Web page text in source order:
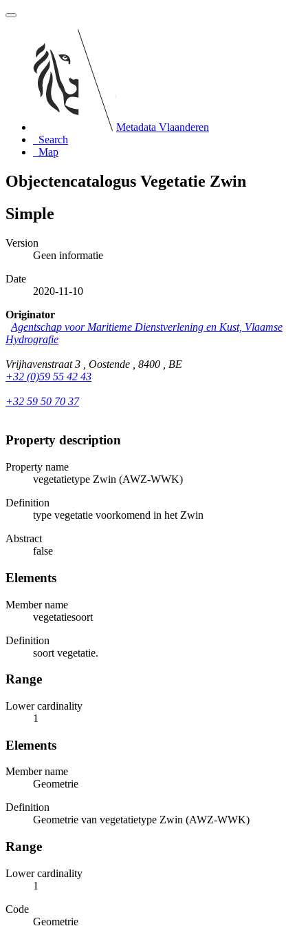
Metadata Vlaanderen
Search
Map
Objectencatalogus Vegetatie Zwin
Simple
Version
Geen informatie
Date
2020-11-10
Originator
Agentschap voor Maritieme Dienstverlening en Kust, Vlaamse
Hydrografie
Vrijhavenstraat 3 , Oostende , 8400 , BE
+32 (0)59 55 42 43
+32 59 50 70 37
Property description
Property name
vegetatietype Zwin (AWZ-WWK)
Definition
type vegetatie voorkomend in het Zwin
Abstract
false
Elements
Member name
vegetatiesoort
Definition
soort vegetatie.
Range
Lower cardinality
1
Elements
Member name
Geometrie
Definition
Geometrie van vegetatietype Zwin (AWZ-WWK)
Range
Lower cardinality
1
Code
Geometrie